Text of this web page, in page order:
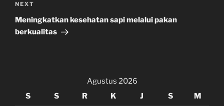
Next
Post
NEXT
Meningkatkan kesehatan sapi melalui pakan
berkualitas
Agustus 2026
S
S R K J S M